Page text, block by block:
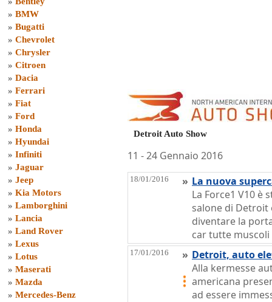
» BMW
» Bugatti
» Chevrolet
» Chrysler
» Citroen
» Dacia
» Ferrari
» Fiat
» Ford
» Honda
» Hyundai
» Infiniti
» Jaguar
» Jeep
» Kia Motors
» Lamborghini
» Lancia
» Land Rover
» Lexus
» Lotus
» Maserati
» Mazda
» Mercedes-Benz
Detroit Auto Show
11 - 24 Gennaio 2016
18/01/2016 » La nuova
La Force1 V10 è
salone di Detroit
diventare la
car tutte muscoli
17/01/2016 » Detroit, auto
Alla kermesse
americana
ad essere